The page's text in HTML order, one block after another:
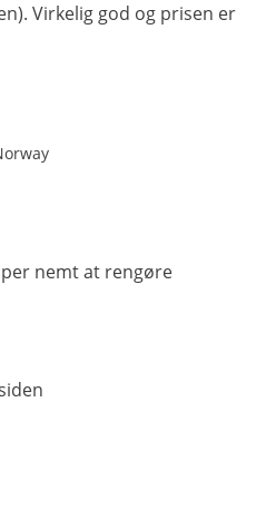
Virkelig god og prisen er
nemt at rengøre